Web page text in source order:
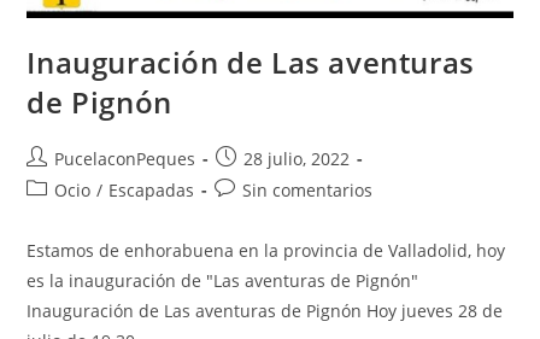
Inauguración de Las aventuras
de Pignón
PucelaconPeques
28 julio, 2022
Ocio / Escapadas Sin comentarios
Estamos de enhorabuena en la provincia de Valladolid, hoy
es la inauguración de "Las aventuras de Pignón"
Inauguración de Las aventuras de Pignón Hoy jueves 28 de